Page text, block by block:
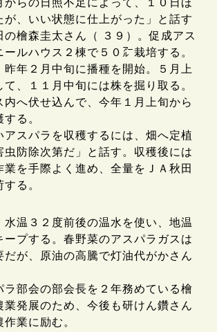
らの日照不足によって、１０日ほ
が、いい状態に仕上がった」と話す
の檜森圭太さん（ ３９）。促成アス
ルハウス２棟で５０㌃栽培する。
年２月中旬に播種を開始。５月上
、１１月中旬には株を掘り取る。
内へ伏せ込んで、今年１月上旬から
る。
スパラを収穫するには、畑へ定植
虫防除次第だ」と話す。収穫後には
業を手際よく進め、全量をＪＡ秋田
る。
温３２度前後の温水を使い、地温
ープする。春野菜のアスパラガスは
だが、原油の高騰で灯油代がかさん
部会の部会長を２年務めている檜
業発展のため、今後も研けん鑽さん
業に励む。